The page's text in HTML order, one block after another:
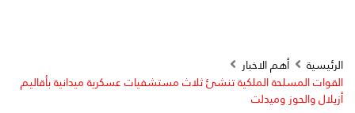
الرئيسية
أهم الاخبار
القوات المسلحة الملكية تنشئ ثلاث مستشفيات عسكرية ميدانية بأقاليم
أزيلال والحوز وميدلت